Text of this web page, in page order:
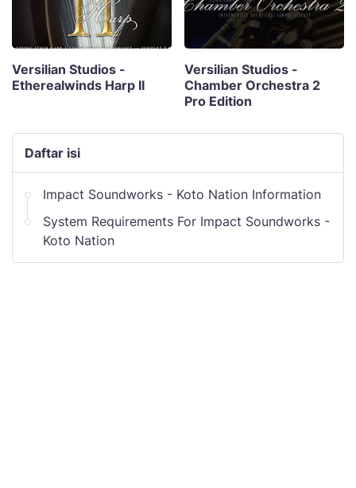
Versilian Studios -
Etherealwinds Harp II
Versilian Studios -
Chamber Orchestra 2
Pro Edition
Daftar isi
Impact Soundworks - Koto Nation Information
System Requirements For Impact Soundworks -
Koto Nation